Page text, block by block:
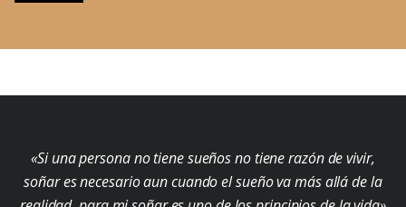
«Si una persona no tiene sueños no tiene razón de vivir,
soñar es necesario aun cuando el sueño va más allá de la